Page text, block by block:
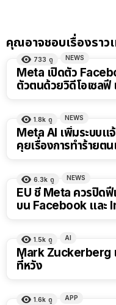
คุณอาจชอบเรื่องราว
733 ดู NEWS
Meta เปิดตัว
ตัวตนด้วยวิดีโอเซลฟี
1.8k ดู NEWS
Meta AI เพิ่มระบบแ
คุยเรื่องการทำร้ายตน
6.3k ดู NEWS
EU ชี้ Meta ควรปิดฟี
บน Facebook และ
1.5k ดู AI
Mark Zuckerberg
ที่หวัง
1.6k ดู APP